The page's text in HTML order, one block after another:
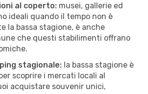
al coperto: musei, gallerie ed
ideali quando il tempo non è
la bassa stagione, è anche
che questi stabilimenti offrano
stagionale: la bassa stagione è
scoprire i mercati locali al
acquistare souvenir unici,